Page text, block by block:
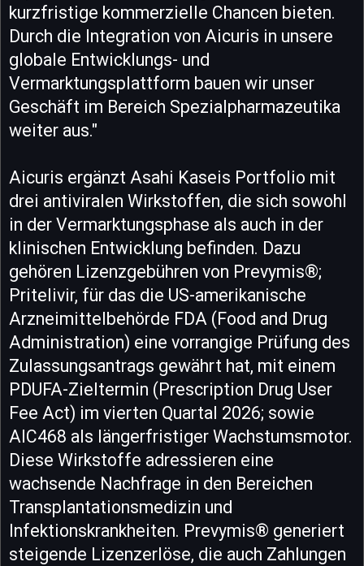
kurzfristige kommerzielle Chancen bieten.
Durch die Integration von Aicuris in unsere
globale Entwicklungs- und
Vermarktungsplattform bauen wir unser
Geschäft im Bereich Spezialpharmazeutika
weiter aus."
Aicuris ergänzt Asahi Kaseis Portfolio mit
drei antiviralen Wirkstoffen, die sich sowohl
in der Vermarktungsphase als auch in der
klinischen Entwicklung befinden. Dazu
gehören Lizenzgebühren von Prevymis®;
Pritelivir, für das die US-amerikanische
Arzneimittelbehörde FDA (Food and Drug
Administration) eine vorrangige Prüfung des
Zulassungsantrags gewährt hat, mit einem
PDUFA-Zieltermin (Prescription Drug User
Fee Act) im vierten Quartal 2026; sowie
AIC468 als längerfristiger Wachstumsmotor.
Diese Wirkstoffe adressieren eine
wachsende Nachfrage in den Bereichen
Transplantationsmedizin und
Infektionskrankheiten. Prevymis® generiert
steigende Lizenzerlöse, die auch Zahlungen